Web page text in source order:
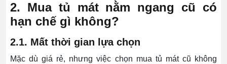
2. Mua tủ mát nằm ngang cũ có
hạn chế gì không?
2.1. Mất thời gian lựa chọn
Mặc dù giá rẻ, nhưng việc chọn mua tủ mát cũ không